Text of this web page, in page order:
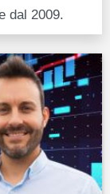
dal 2009.